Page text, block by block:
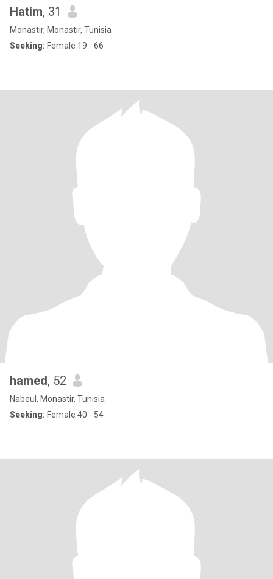
Hatim, 31
Monastir, Monastir, Tunisia
Seeking: Female 19 - 66
hamed, 52
Nabeul, Monastir, Tunisia
Seeking: Female 40 - 54